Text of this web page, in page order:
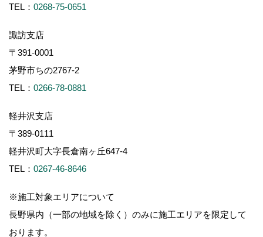
TEL： 0268-75-0651
諏訪支店
〒391-0001
茅野市ちの2767-2
TEL： 0266-78-0881
軽井沢支店
〒389-0111
軽井沢町大字長倉南ヶ丘647-4
TEL： 0267-46-8646
※施工対象エリアについて
長野県内（一部の地域を除く）のみに施工エリアを限定して
おります。